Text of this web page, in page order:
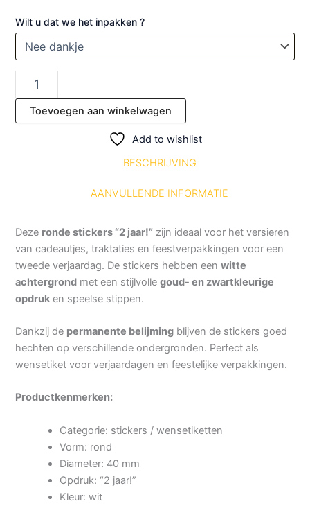
Wilt u dat we het inpakken ?
Toevoegen aan winkelwagen
Add to wishlist
BESCHRIJVING
AANVULLENDE INFORMATIE
Deze ronde stickers “2 jaar!” zijn ideaal voor het versieren
van cadeautjes, traktaties en feestverpakkingen voor een
tweede verjaardag. De stickers hebben eenwitte
achtergrond met een stijlvollegoud- en zwartkleurige
opdruk en speelse stippen.
Dankzij de permanente belijming blijven de stickers goed
hechten op verschillende ondergronden. Perfect als
wensetiket voor verjaardagen en feestelijke verpakkingen.
Productkenmerken:
Categorie: stickers / wensetiketten
Vorm: rond
Diameter: 40 mm
Opdruk: “2 jaar!”
Kleur: wit